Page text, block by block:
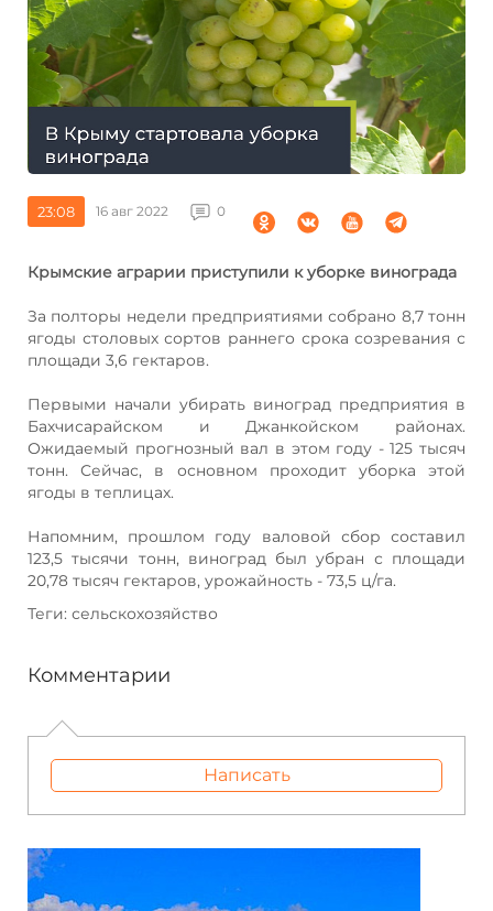
23:08 16 авг 2022 0
Крымские аграрии приступили к уборке винограда
За полторы недели предприятиями собрано 8,7 тонн
ягоды столовых сортов раннего срока созревания с
площади 3,6 гектаров.
Первыми начали убирать виноград предприятия в
Бахчисарайском и Джанкойском районах.
Ожидаемый прогнозный вал в этом году - 125 тысяч
тонн. Сейчас, в основном проходит уборка этой
ягоды в теплицах.
Напомним, прошлом году валовой сбор составил
123,5 тысячи тонн, виноград был убран с площади
20,78 тысяч гектаров, урожайность - 73,5 ц/га.
Теги: сельскохозяйство
Комментарии
Написать